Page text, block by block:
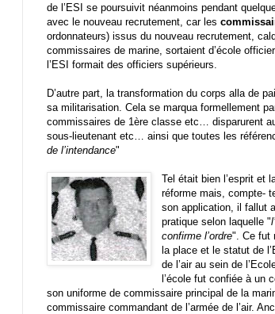
de l’ESI se poursuivit néanmoins pendant
avec le nouveau recrutement, car les
ordonnateurs) issus du nouveau recrutement,
commissaires de marine, sortaient d’école
l’ESI formait des officiers supérieurs.
D’autre part, la transformation du corps alla de
sa militarisation. Cela se marqua formellement
commissaires de 1ère classe etc… disparurent
sous-lieutenant etc… ainsi que toutes les
de l’intendance"
Tel était bien l’esprit et
réforme mais, compte-
son application, il fallut
pratique selon laquelle "
confirme l’ordre". Ce fut
la place et le statut de
de l’air au sein de
l’école fut confiée à un
son uniforme de commissaire principal de la
commissaire commandant de l’armée de l’air.